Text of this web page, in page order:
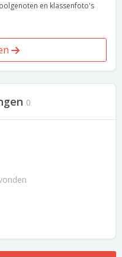
en klassenfoto's
0